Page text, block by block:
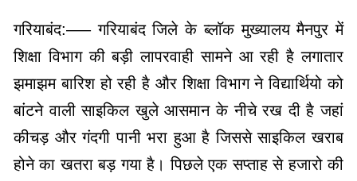
गरियाबंद:—– गरियाबंद जिले के ब्लाॅक मुख्यालय मैनपुर में
शिक्षा विभाग की बड़ी लापरवाही सामने आ रही है लगातार
झमाझम बारिश हो रही है और शिक्षा विभाग ने विद्यार्थियो को
बांटने वाली साइकिल खुले आसमान के नीचे रख दी है जहां
कीचड़ और गंदगी पानी भरा हुआ है जिससे साइकिल खराब
होने का खतरा बड़ गया है। पिछले एक सप्ताह से हजारो की